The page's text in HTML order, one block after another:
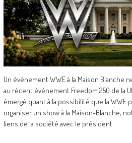
Un événement WWE à la Maison Blanche
au récent événement Freedom 250 de la
émergé quant à la possibilité que la
organiser un show à la Maison-Blanche,
liens de la société avec le président